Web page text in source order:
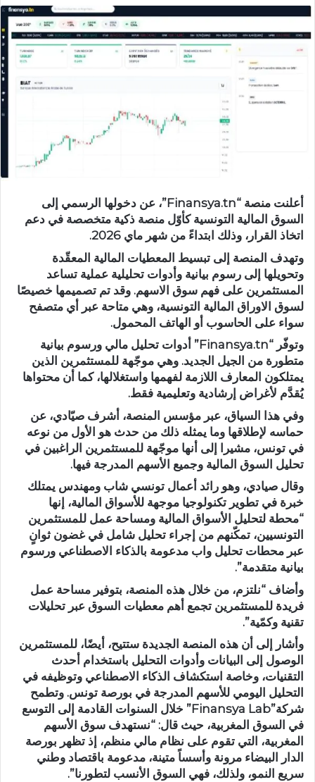
أعلنت منصة “Finansya.tn”، عن دخولها الرسمي إلى
السوق المالية التونسية كأوّل منصة ذكية متخصصة في دعم
اتخاذ القرار، وذلك ابتداءً من شهر ماي 2026.
وتهدف المنصة إلى تبسيط المعطيات المالية المعقّدة
وتحويلها إلى رسوم بيانية وأدوات تحليلية عملية تساعد
المستثمرين على فهم سوق الاسهم. وقد تم تصميمها خصيصًا
لسوق الاوراق المالية التونسية، وهي متاحة عبر أي متصفح
سواء على الحاسوب أو الهاتف المحمول.
وتوفّر “Finansya.tn” أدوات تحليل مالي ورسوم بيانية
متطورة من الجيل الجديد. وهي موجّهة للمستثمرين الذين
يمتلكون المعارف اللازمة لفهمها واستغلالها، كما أن محتواها
يُقدَّم لأغراض إرشادية وتعليمية فقط.
وفي هذا السياق، عبر مؤسس المنصة، أشرف صيّادي، عن
حماسه لإطلاقها وما يمثله ذلك من حدث هو الأول من نوعه
في تونس، مشيرا إلى أنها موجّهة للمستثمرين الراغبين في
تحليل السوق المالية وجميع الأسهم المدرجة فيها.
وقال صيادي، وهو رائد أعمال تونسي شاب ومهندس يمتلك
خبرة في تطوير تكنولوجيا موجهة للأسواق المالية، إنها
“محطة لتحليل الأسواق المالية ومساحة عمل للمستثمرين
التونسيين، تمكّنهم من إجراء تحليل شامل في غضون ثوانٍ
عبر محطات تحليل واب مدعومة بالذكاء الاصطناعي ورسوم
بيانية متقدمة”.
وأضاف “نلتزم، من خلال هذه المنصة، بتوفير مساحة عمل
فريدة للمستثمرين تجمع أهم معطيات السوق عبر تحليلات
تقنية وكمّية”.
وأشار إلى أن هذه المنصة الجديدة ستتيح، أيضًا، للمستثمرين
الوصول إلى البيانات وأدوات التحليل باستخدام أحدث
التقنيات، وخاصة استكشاف الذكاء الاصطناعي وتوظيفه في
التحليل اليومي للأسهم المدرجة في بورصة تونس. وتطمح
شركة”Finansya Lab” خلال السنوات القادمة إلى التوسع
في السوق المغربية، حيث قال: “نستهدف سوق الأسهم
المغربية، التي تقوم على نظام مالي منظم، إذ تظهر بورصة
الدار البيضاء مرونة وأسساً متينة، مدعومة باقتصاد وطني
سريع النمو، ولذلك، فهي السوق الأنسب لتطورنا”.